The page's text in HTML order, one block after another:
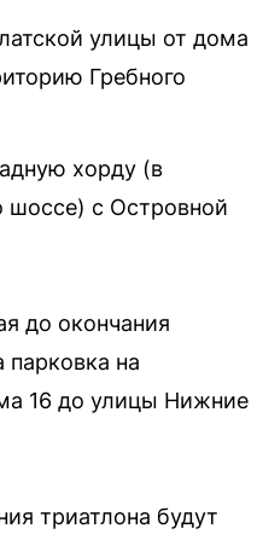
улицы от дома
Гребного
хорду (в
шоссе) с Островной
до окончания
парковка на
16 до улицы Нижние
триатлона будут